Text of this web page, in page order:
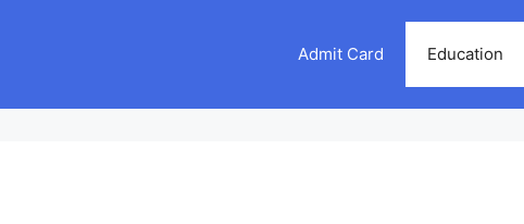
Admit Card Education